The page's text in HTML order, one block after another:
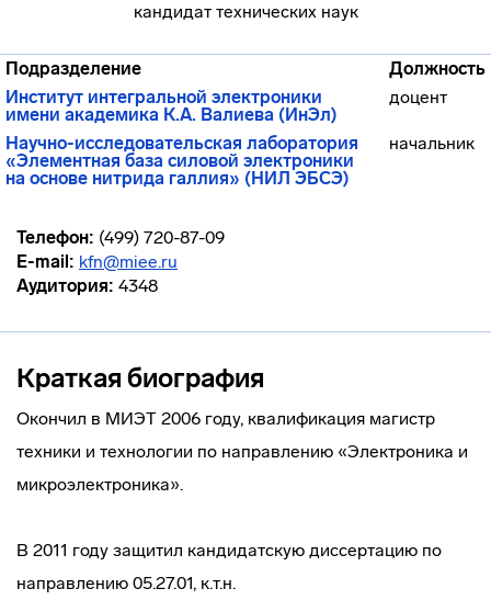
кандидат технических наук
Подразделение
Должность
Институт интегральной электроники
имени академика К.А. Валиева (ИнЭл)
доцент
Научно-исследовательская лаборатория
«Элементная база силовой электроники
на основе нитрида галлия» (НИЛ ЭБСЭ)
начальник
Телефон: (499) 720-87-09
E-mail: kfn@miee.ru
Аудитория: 4348
Краткая биография
Окончил в МИЭТ 2006 году, квалификация магистр
техники и технологии по направлению «Электроника и
микроэлектроника».
В 2011 году защитил кандидатскую диссертацию по
направлению 05.27.01, к.т.н.